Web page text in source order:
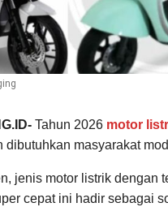
Tahun 2026 motor
dibutuhkan masyarakat
jenis motor listrik dengan
cepat ini hadir sebagai